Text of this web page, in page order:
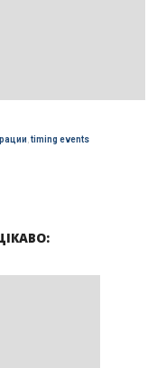
timing events